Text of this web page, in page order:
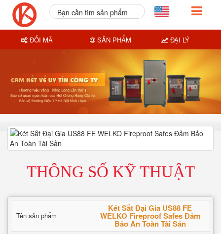
THÔNG SỐ KỸ THUẬT
Tên sản phẩm
Két Sắt Đại Gia US88 FE
WELKO Fireproof Safes Đảm
Bảo An Toàn Tài Sản
Bạn cần tìm sản phẩm
ĐỔI MÃ SẢN PHẨM ĐẠI LÝ